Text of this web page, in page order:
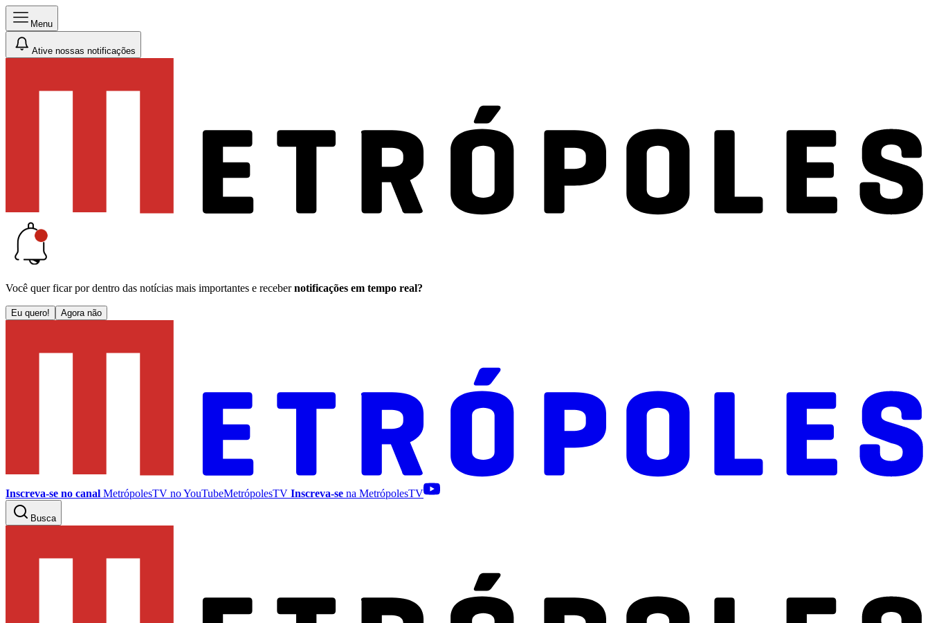
Menu
Ative nossas notificações
Você quer ficar por dentro das notícias mais importantes e receber notificações em tempo real?
Eu quero! Agora não
Inscreva-se no canal MetrópolesTV noYouTubeMetrópolesTV Inscreva-se na MetrópolesTV
Busca